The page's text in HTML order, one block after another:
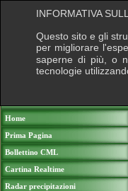
Home
Prima Pagina
Bollettino CML
Cartina Realtime
Radar precipitazioni
INFORMATIVA
Questo sito e gli
per migliorare
saperne di più, o
tecnologie